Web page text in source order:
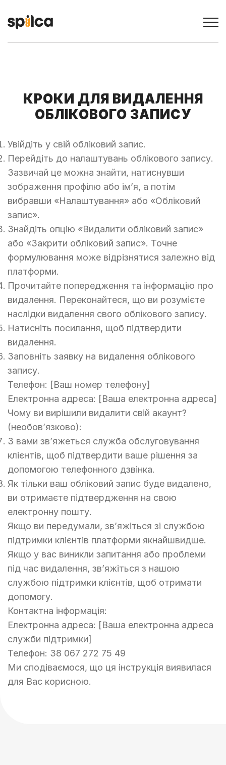
КРОКИ ДЛЯ ВИДАЛЕННЯ
ОБЛІКОВОГО ЗАПИСУ
Увійдіть у свій обліковий запис.
Перейдіть до налаштувань облікового запису.
Зазвичай це можна знайти, натиснувши
зображення профілю або ім’я, а потім
вибравши «Налаштування» або «Обліковий
запис».
Знайдіть опцію «Видалити обліковий запис»
або «Закрити обліковий запис». Точне
формулювання може відрізнятися залежно від
платформи.
Прочитайте попередження та інформацію про
видалення. Переконайтеся, що ви розумієте
наслідки видалення свого облікового запису.
Натисніть посилання, щоб підтвердити
видалення.
Заповніть заявку на видалення облікового
запису.
Телефон: [Ваш номер телефону]
Електронна адреса: [Ваша електронна адреса]
Чому ви вирішили видалити свій акаунт?
(необов’язково):
З вами зв’яжеться служба обслуговування
клієнтів, щоб підтвердити ваше рішення за
допомогою телефонного дзвінка.
Як тільки ваш обліковий запис буде видалено,
ви отримаєте підтвердження на свою
електронну пошту.
Якщо ви передумали, зв’яжіться зі службою
підтримки клієнтів платформи якнайшвидше.
Якщо у вас виникли запитання або проблеми
під час видалення, зв’яжіться з нашою
службою підтримки клієнтів, щоб отримати
допомогу.
Контактна інформація:
Електронна адреса: [Ваша електронна адреса
служби підтримки]
Телефон: 38 067 272 75 49
Ми сподіваємося, що ця інструкція виявилася
для Вас корисною.